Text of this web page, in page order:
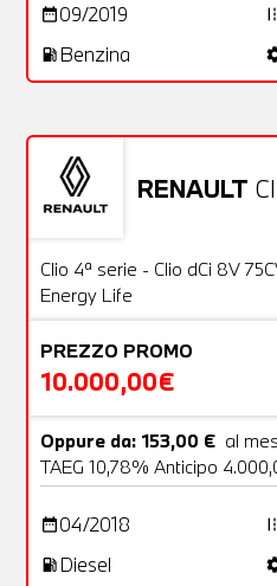
date_range09/2019
local_gas_station Benzina
RENAULT
Usato
Clio 4ª serie - Clio dCi 8V
Energy Life
PREZZO PROMO
10.000,00€
Oppure da: 153,00 € al
TAEG 10,78% Anticipo
date_range04/2018
local_gas_station Diesel